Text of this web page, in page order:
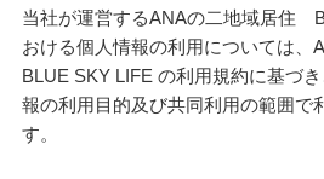
当社が運営するANAの二地域居住
おける個人情報の利用については
BLUE SKY LIFE の利用規約に基づ
報の利用目的及び共同利用の範囲で
す。